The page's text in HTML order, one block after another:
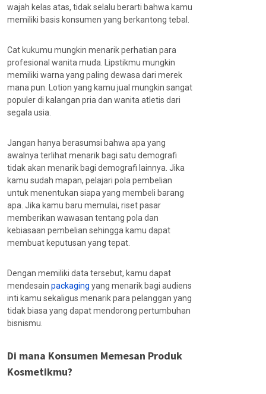
wajah kelas atas, tidak selalu berarti bahwa kamu
memiliki basis konsumen yang berkantong tebal.
Cat kukumu mungkin menarik perhatian para
profesional wanita muda. Lipstikmu mungkin
memiliki warna yang paling dewasa dari merek
mana pun. Lotion yang kamu jual mungkin sangat
populer di kalangan pria dan wanita atletis dari
segala usia.
Jangan hanya berasumsi bahwa apa yang
awalnya terlihat menarik bagi satu demografi
tidak akan menarik bagi demografi lainnya. Jika
kamu sudah mapan, pelajari pola pembelian
untuk menentukan siapa yang membeli barang
apa. Jika kamu baru memulai, riset pasar
memberikan wawasan tentang pola dan
kebiasaan pembelian sehingga kamu dapat
membuat keputusan yang tepat.
Dengan memiliki data tersebut, kamu dapat
mendesain packaging yang menarik bagi audiens
inti kamu sekaligus menarik para pelanggan yang
tidak biasa yang dapat mendorong pertumbuhan
bisnismu.
Di mana Konsumen Memesan Produk
Kosmetikmu?